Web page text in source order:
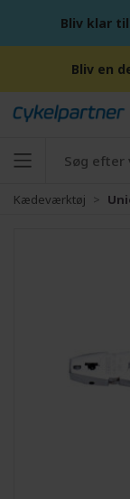
Bliv klar
Bliv en
Kædeværktøj